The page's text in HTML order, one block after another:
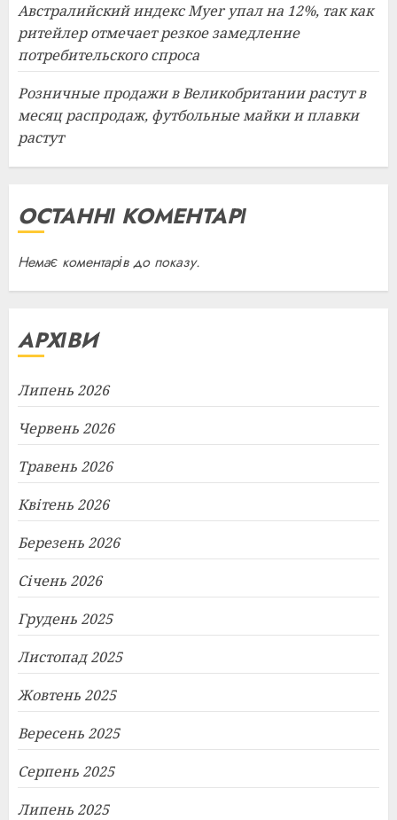
Австралийский индекс Myer упал на 12%, так как
ритейлер отмечает резкое замедление
потребительского спроса
Розничные продажи в Великобритании растут в
месяц распродаж, футбольные майки и плавки
растут
ОСТАННІ КОМЕНТАРІ
Немає коментарів до показу.
АРХІВИ
Липень 2026
Червень 2026
Травень 2026
Квітень 2026
Березень 2026
Січень 2026
Грудень 2025
Листопад 2025
Жовтень 2025
Вересень 2025
Серпень 2025
Липень 2025